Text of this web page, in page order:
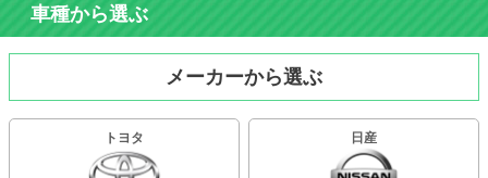
車種から選ぶ
メーカーから選ぶ
トヨタ 日産